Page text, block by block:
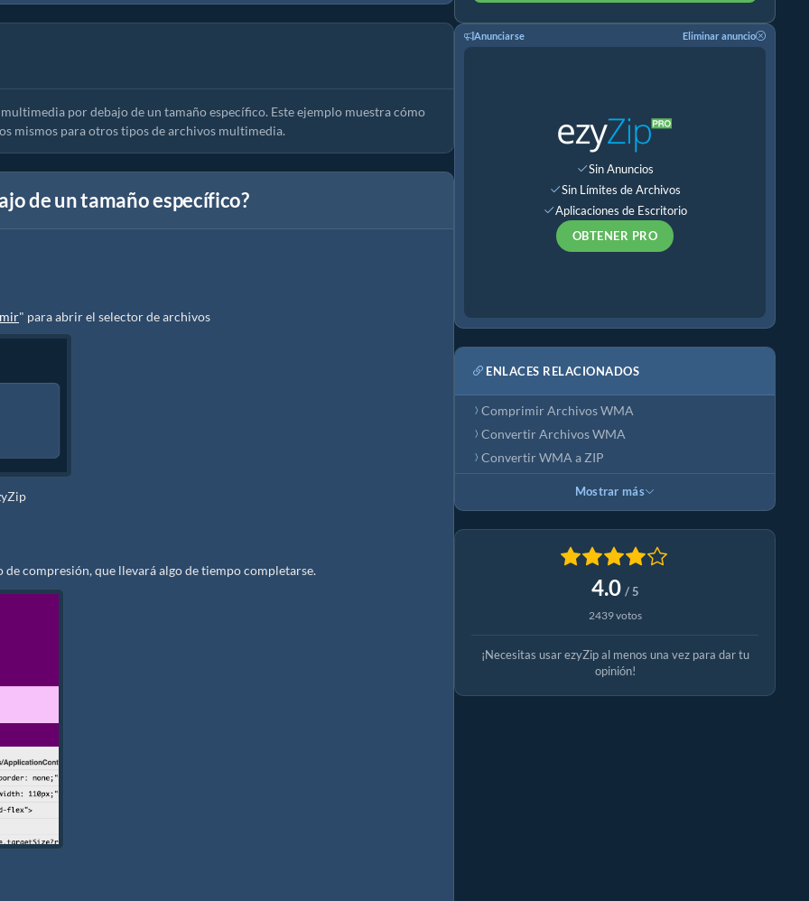
por debajo de un tamaño específico. Este ejemplo muestra cómo
mismos para otros tipos de archivos multimedia.
de un tamaño específico?
" para abrir el selector de archivos
compresión, que llevará algo de tiempo completarse.
Anunciarse Eliminar anuncio
Sin Anuncios
Sin Límites de Archivos
Aplicaciones de Escritorio
OBTENER PRO
ENLACES RELACIONADOS
Comprimir Archivos WMA
Convertir Archivos WMA
Convertir WMA a ZIP
Mostrar más
4.0 / 5
2439 votos
¡Necesitas usar ezyZip al menos una vez para dar tu
opinión!